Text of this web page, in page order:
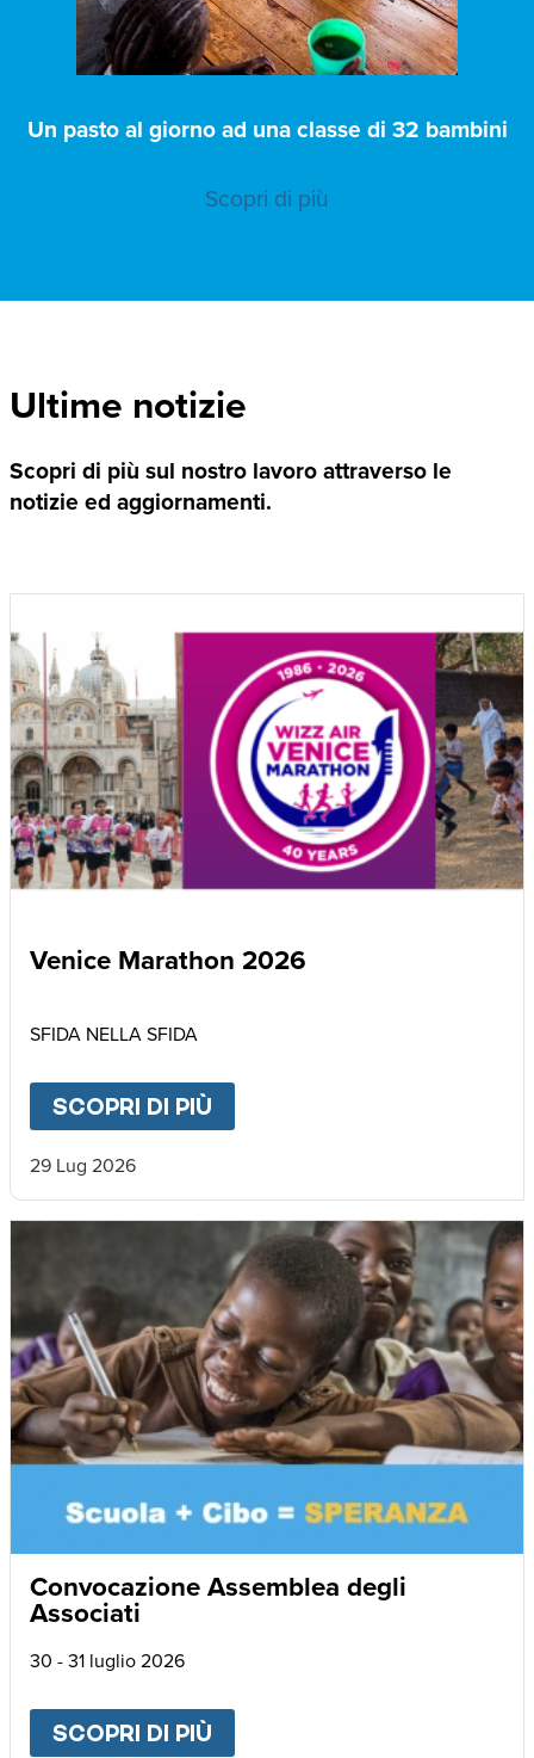
Un pasto al giorno ad una classe di 32 bambini
Scopri di più
Ultime notizie
Scopri di più sul nostro lavoro attraverso le
notizie ed aggiornamenti.
Venice Marathon 2026
SFIDA NELLA SFIDA
SCOPRI DI PIÙ
29 Lug 2026
Convocazione Assemblea degli
Associati
30 - 31 luglio 2026
SCOPRI DI PIÙ